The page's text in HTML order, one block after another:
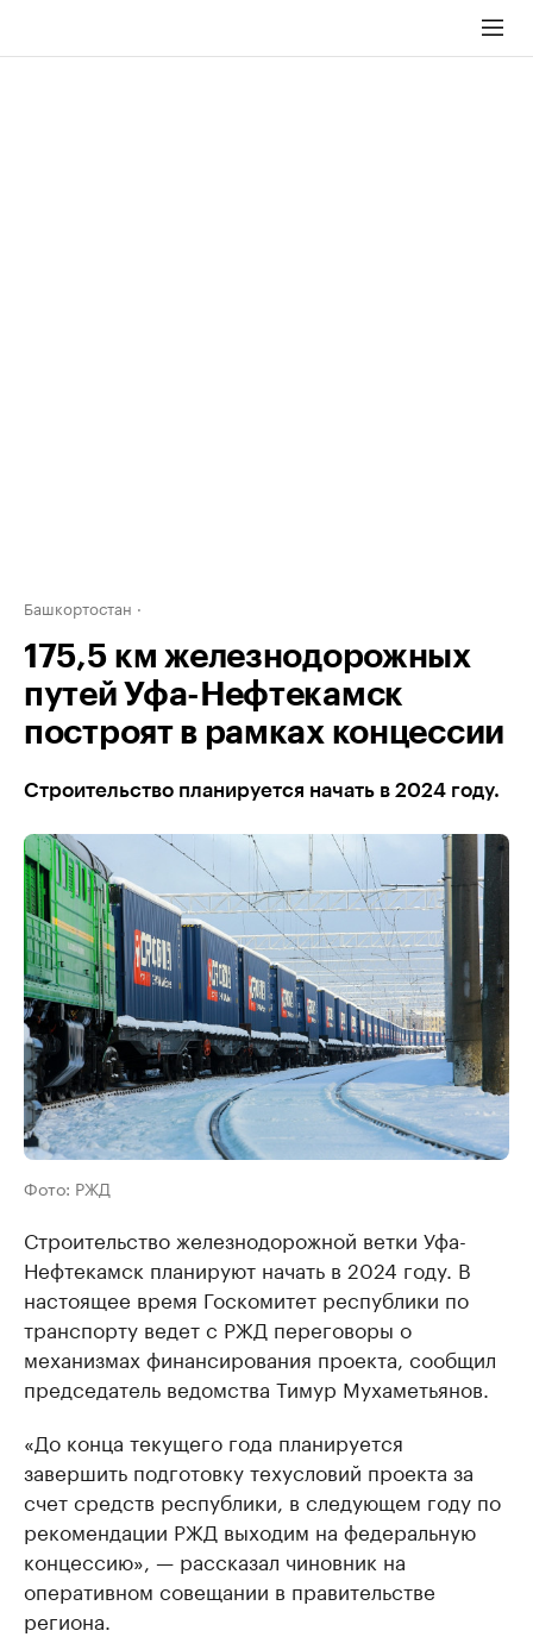
Башкортостан
175,5 км железнодорожных
путей Уфа-Нефтекамск
построят в рамках концессии
Строительство планируется начать в 2024 году.
Фото: РЖД
Строительство железнодорожной ветки Уфа-
Нефтекамск планируют начать в 2024 году. В
настоящее время Госкомитет республики по
транспорту ведет с РЖД переговоры о
механизмах финансирования проекта, сообщил
председатель ведомства Тимур Мухаметьянов.
«До конца текущего года планируется
завершить подготовку техусловий проекта за
счет средств республики, в следующем году по
рекомендации РЖД выходим на федеральную
концессию», — рассказал чиновник на
оперативном совещании в правительстве
региона.